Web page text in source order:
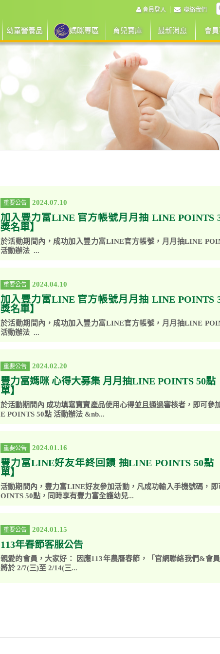
會員登入 聯絡我們
幼童營養品 媽咪專區 育兒寶庫 最新消息 會
重要公告 2024.07.10
加入豐力富LINE 官方帳號月月抽 LINE POINTS
獎名單】
於活動期間內，成功加入豐力富LINE官方帳號，月月抽LINE
活動辦法 ...
重要公告 2024.04.10
加入豐力富LINE 官方帳號月月抽 LINE POINTS
獎名單】
於活動期間內，成功加入豐力富LINE官方帳號，月月抽LINE
活動辦法 ...
重要公告 2024.02.20
豐力富媽咪 心得大募集 月月抽LINE POINTS 50點
單】
於活動期間內 成功填寫寶寶產品使用心得並且通過審核者，即可參
E POINTS 50點 活動辦法 &nb...
重要公告 2024.01.16
豐力富LINE好友年終回饋 抽LINE POINTS 50點
單】
活動期間內，豐力富LINE好友參加活動，凡成功輸入手機號碼，
OINTS 50點，同時享有豐力富全護幼兒...
重要公告 2024.01.15
113年春節客服公告
親愛的會員，大家好： 因應113年農曆春節，「官網聯絡我們&會員
將於 2/7(三)至 2/14(三...